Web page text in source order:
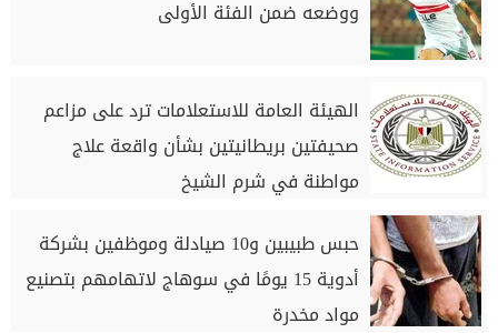
ووضعه ضمن الفئة الأولى
الهيئة العامة للاستعلامات ترد على مزاعم
صحيفتين بريطانيتين بشأن واقعة علاج
مواطنة في شرم الشيخ
حبس طبيبين و10 صيادلة وموظفين بشركة
أدوية 15 يومًا في سوهاج لاتهامهم بتصنيع
مواد مخدرة